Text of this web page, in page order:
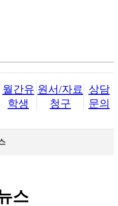
월간유
학생
원서/자료
청구
상담
문의
스